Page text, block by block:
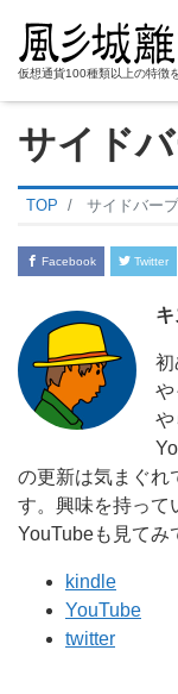
仮想通貨100種類以上の特徴
サイド
TOP サイドバー
Facebook Twitter
初
や
や
の更新は気まぐれ
す。興味を持って
YouTubeも見てみ
kindle
YouTube
twitter